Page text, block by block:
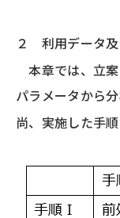
２ 利用データ
本章では、立
パラメータから
尚、実施した手